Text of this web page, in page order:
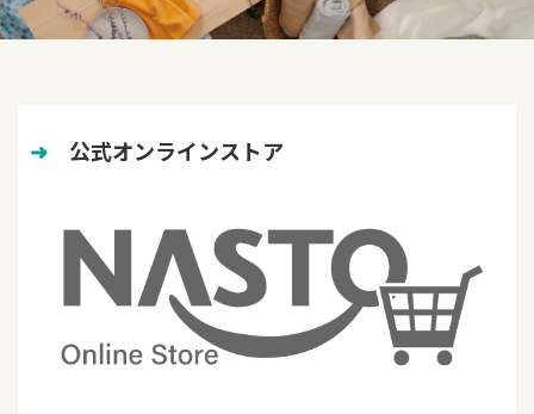
➜ 公式オンラインストア